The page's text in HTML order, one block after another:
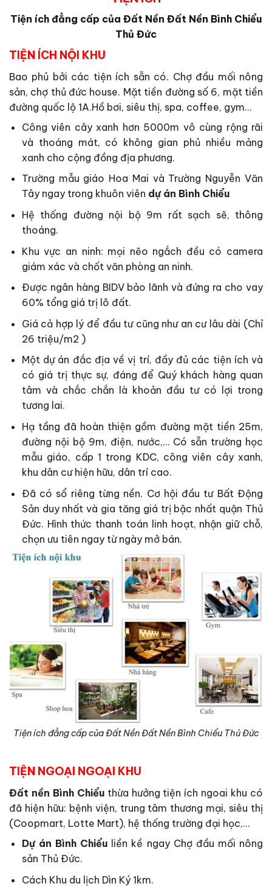
Tiện ích đẳng cấp của Đất Nền Đất Nền Bình Chiểu
Thủ Đức
TIỆN ÍCH NỘI KHU
Bao phủ bởi các tiện ích sẵn có. Chợ đầu mối nông
sản, chợ thủ đức house. Mặt tiền đường số 6, mặt tiền
đường quốc lộ 1A.Hồ bơi, siêu thị, spa, coffee, gym…
Công viên cây xanh hơn 5000m vô cùng rộng rãi
và thoáng mát, có không gian phủ nhiều mảng
xanh cho cộng đồng địa phương.
Trường mẫu giáo Hoa Mai và Trường Nguyễn Văn
Tây ngay trong khuôn viên dự án Bình Chiểu
Hệ thống đường nội bộ 9m rất sạch sẽ, thông
thoáng.
Khu vực an ninh: mọi nẽo ngắch đều có camera
giám xác và chốt văn phòng an ninh.
Được ngân hàng BIDV bảo lãnh và đứng ra cho vay
60% tổng giá trị lô đất.
Giá cả hợp lý để đầu tư cũng như an cư lâu dài (Chỉ
26 triệu/m2 )
Một dự án đắc địa về vị trí, đầy đủ các tiện ích và
có giá trị thực sự, đáng để Quý khách hàng quan
tâm và chắc chắn là khoản đầu tư có lợi trong
tương lai.
Hạ tầng đã hoàn thiện gồm đường mặt tiền 25m,
đường nội bộ 9m, điện, nước,… Có sẵn trường học
mẫu giáo, cấp 1 trong KDC, công viên cây xanh,
khu dân cư hiện hữu, dân trí cao.
Đã có sổ riêng từng nền. Cơ hội đầu tư Bất Động
Sản duy nhất và gia tăng giá trị bậc nhất quận Thủ
Đức. Hình thức thanh toán linh hoạt, nhận giữ chỗ,
chọn ưu tiên ngay từ ngày mở bán.
Tiện ích đẳng cấp của Đất Nền Đất Nền Bình Chiểu Thủ Đức
TIỆN NGOẠI NGOẠI KHU
Đất nền Bình Chiểuthừa hưởng tiện ích ngoai khu có
đã hiện hữu: bệnh viện, trung tâm thương mại, siêu thị
(Coopmart, Lotte Mart), hệ thống trường đại học,…
Dự án Bình Chiểu liền kề ngay Chợ đầu mối nông
sản Thủ Đức.
Cách Khu du lịch Dìn Ký 1km.